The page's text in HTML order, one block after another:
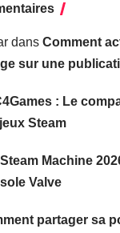
dans Comment
sur une
: Le
Steam
Machine
Valve
partager sa